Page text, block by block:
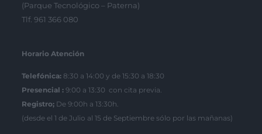
(Parque Tecnológico – Paterna)
Tlf. 961 366 080
Horario Atención
Telefónica: 8:30 a 14:00 y de 15:30 a 18:30
Presencial : 9:00 a 13:30 con cita previa.
Registro; De 9:00h a 13:30h.
(desde el 1 de Julio al 15 de Septiembre sólo por las mañanas)